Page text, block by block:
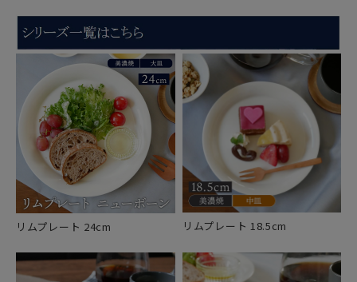
リムプレート 24cm リムプレート 18.5cm